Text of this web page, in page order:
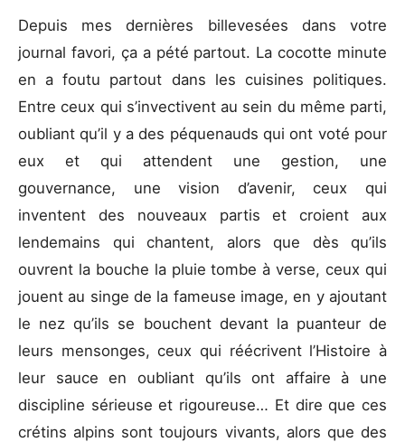
Depuis mes dernières billevesées dans votre
journal favori, ça a pété partout. La cocotte minute
en a foutu partout dans les cuisines politiques.
Entre ceux qui s’invectivent au sein du même parti,
oubliant qu’il y a des péquenauds qui ont voté pour
eux et qui attendent une gestion, une
gouvernance, une vision d’avenir, ceux qui
inventent des nouveaux partis et croient aux
lendemains qui chantent, alors que dès qu’ils
ouvrent la bouche la pluie tombe à verse, ceux qui
jouent au singe de la fameuse image, en y ajoutant
le nez qu’ils se bouchent devant la puanteur de
leurs mensonges, ceux qui réécrivent l’Histoire à
leur sauce en oubliant qu’ils ont affaire à une
discipline sérieuse et rigoureuse… Et dire que ces
crétins alpins sont toujours vivants, alors que des